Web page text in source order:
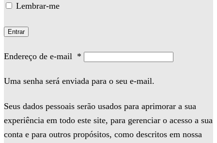
Lembrar-me
Entrar
Endereço de e-mail *
Uma senha será enviada para o seu e-mail.
Seus dados pessoais serão usados para aprimorar a sua
experiência em todo este site, para gerenciar o acesso a sua
conta e para outros propósitos, como descritos em nossa